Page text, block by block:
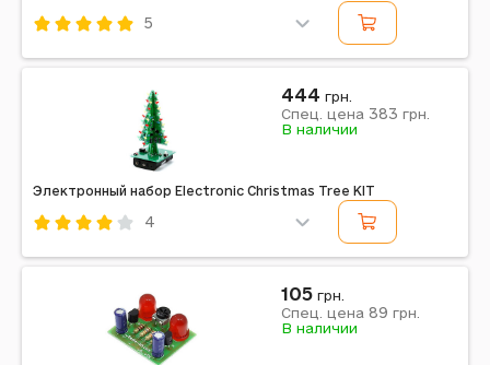
5
Электронный набор Electronic Christmas Tree KIT
4
444 грн.
Спец. цена 383 грн.
В наличии
105 грн.
Спец. цена 89 грн.
В наличии